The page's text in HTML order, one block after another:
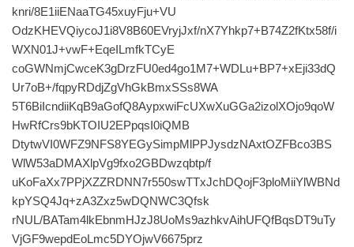
knri/8E1iiENaaTG45xuyFju+VU
OdzKHEVQiycoJ1i8V8B60EVryjJxf/nX7Yhkp7+B74Z2fKtx58f/i
WXN01J+vwF+EqeILmfkTCyE
coGWNmjCwceK3gDrzFU0ed4go1M7+WDLu+BP7+xEji33dQ
Ur7oB+/fqpyRDdjZgVhGkBmxSSs8WA
5T6BiIcndiiKqB9aGofQ8AypxwiFcUXwXuGGa2izolXOjo9qoW
HwRfCrs9bKTOIU2EPpqsI0iQMB
DtytwVI0WFZ9NFS8YEGySimpMlPPJysdzNAxtOZFBco3BS
WlW53aDMAXlpVg9fxo2GBDwzqbtp/f
uKoFaXx7PPjXZZRDNN7r550swTTxJchDQojF3ploMiiYlWBNd
kpYSQ4Jq+zA3Zxz5wDQNWC3Qfsk
rNUL/BATam4lkEbnmHJzJ8UoMs9azhkvAihUFQfBqsDT9uTy
VjGF9wepdEoLmc5DYOjwV6675prz